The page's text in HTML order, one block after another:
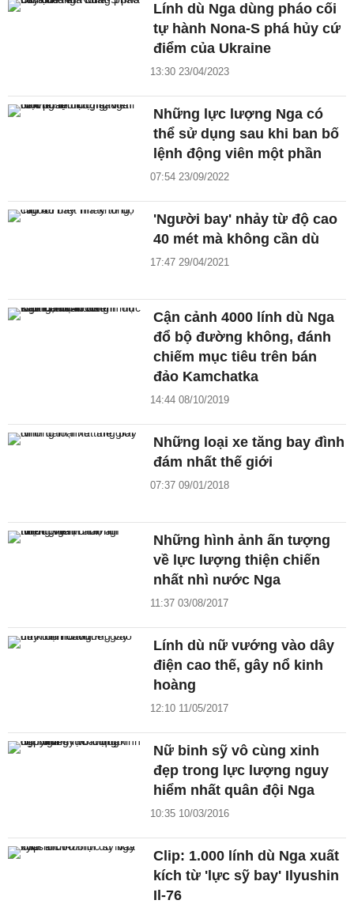
Lính dù Nga dùng pháo cối
tự hành Nona-S phá hủy cứ
điểm của Ukraine
13:30 23/04/2023
Những lực lượng Nga có
thể sử dụng sau khi ban bố
lệnh động viên một phần
07:54 23/09/2022
'Người bay' nhảy từ độ cao
40 mét mà không cần dù
17:47 29/04/2021
Cận cảnh 4000 lính dù Nga
đổ bộ đường không, đánh
chiếm mục tiêu trên bán
đảo Kamchatka
14:44 08/10/2019
Những loại xe tăng bay đình
đám nhất thế giới
07:37 09/01/2018
Những hình ảnh ấn tượng
về lực lượng thiện chiến
nhất nhì nước Nga
11:37 03/08/2017
Lính dù nữ vướng vào dây
điện cao thế, gây nổ kinh
hoàng
12:10 11/05/2017
Nữ binh sỹ vô cùng xinh
đẹp trong lực lượng nguy
hiểm nhất quân đội Nga
10:35 10/03/2016
Clip: 1.000 lính dù Nga xuất
kích từ 'lực sỹ bay' Ilyushin
Il-76